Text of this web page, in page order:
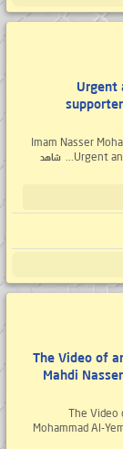
Urgent
Imam Nasser
شاهد
The Video of
Mahdi
The
Mohammad Al-